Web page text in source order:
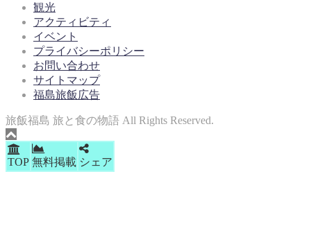
観光
アクティビティ
イベント
プライバシーポリシー
お問い合わせ
サイトマップ
福島旅飯広告
旅飯福島 旅と食の物語 All Rights Reserved.
TOP 無料掲載 シェア